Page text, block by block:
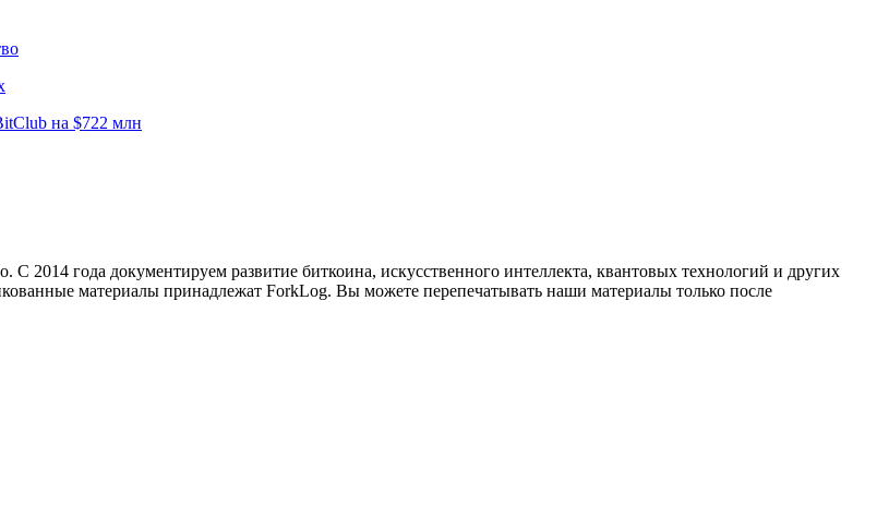
на $722 млн
года документируем развитие биткоина, искусственного интеллекта, квантовых технологий и других
материалы принадлежат ForkLog. Вы можете перепечатывать наши материалы только после